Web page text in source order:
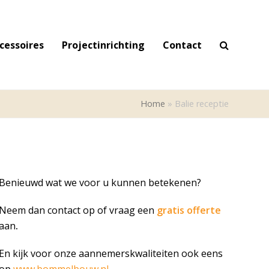
Projectinrichting Contact
Home » Balie receptie
wat we voor u kunnen betekenen?
dan contact op of vraag een gratis offerte
.
kijk voor onze aannemerskwaliteiten ook eens